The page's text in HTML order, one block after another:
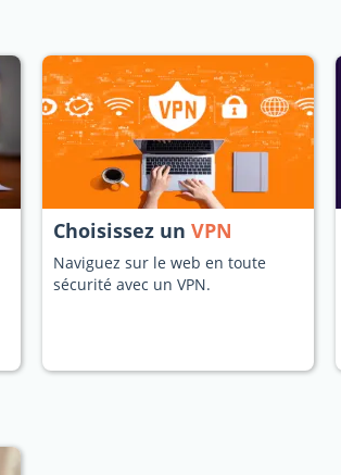
Choisissez un VPN
Naviguez sur le web en toute
sécurité avec un VPN.